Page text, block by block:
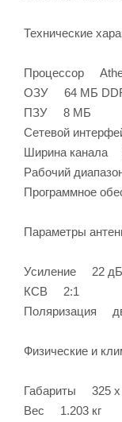
Технические
Процессор
ОЗУ 64 МБ
ПЗУ 8 МБ
Сетевой
Ширина канала
Рабочий
Программное
Параметры
Усиление 22
КСВ 2:1
Поляризация
Физические и
Габариты 325 x
Вес 1.203 кг